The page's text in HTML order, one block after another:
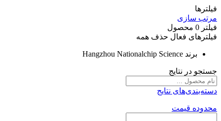
فیلترها
مرتب سازی
فیلتر 0 محصول
فیلترهای فعال حذف همه
برند Hangzhou Nationalchip Science
جستجو در نتایج
دسته‌بندی‌های نتایج
محدوده قیمت